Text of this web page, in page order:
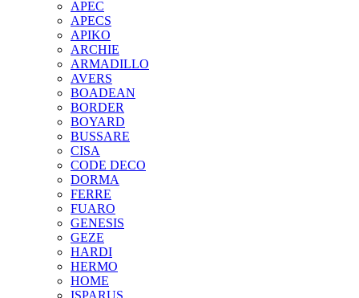
APEC
APECS
APIKO
ARCHIE
ARMADILLO
AVERS
BOADEAN
BORDER
BOYARD
BUSSARE
CISA
CODE DECO
DORMA
FERRE
FUARO
GENESIS
GEZE
HARDI
HERMO
HOMЕ
ISPARUS